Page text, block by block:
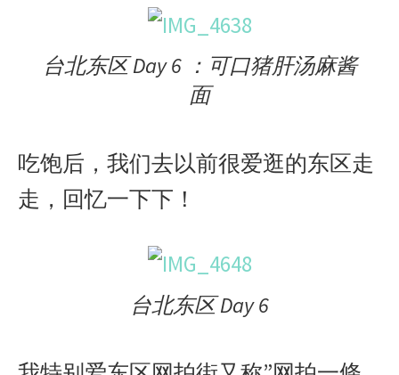
台北东区 Day 6 ：可口猪肝汤麻酱
面
吃饱后，我们去以前很爱逛的东区走
走，回忆一下下！
台北东区 Day 6